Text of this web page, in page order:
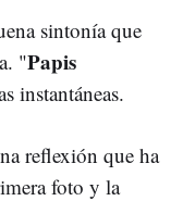
sintonía que
"Papis
instantáneas.
reflexión que ha
foto y la